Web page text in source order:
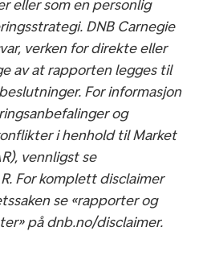
eller som en personlig
DNB Carnegie
verken for direkte eller
av at rapporten legges til
For informasjon
og
i henhold til Market
vennligst se
For komplett disclaimer
se «rapporter og
på dnb.no/disclaimer.